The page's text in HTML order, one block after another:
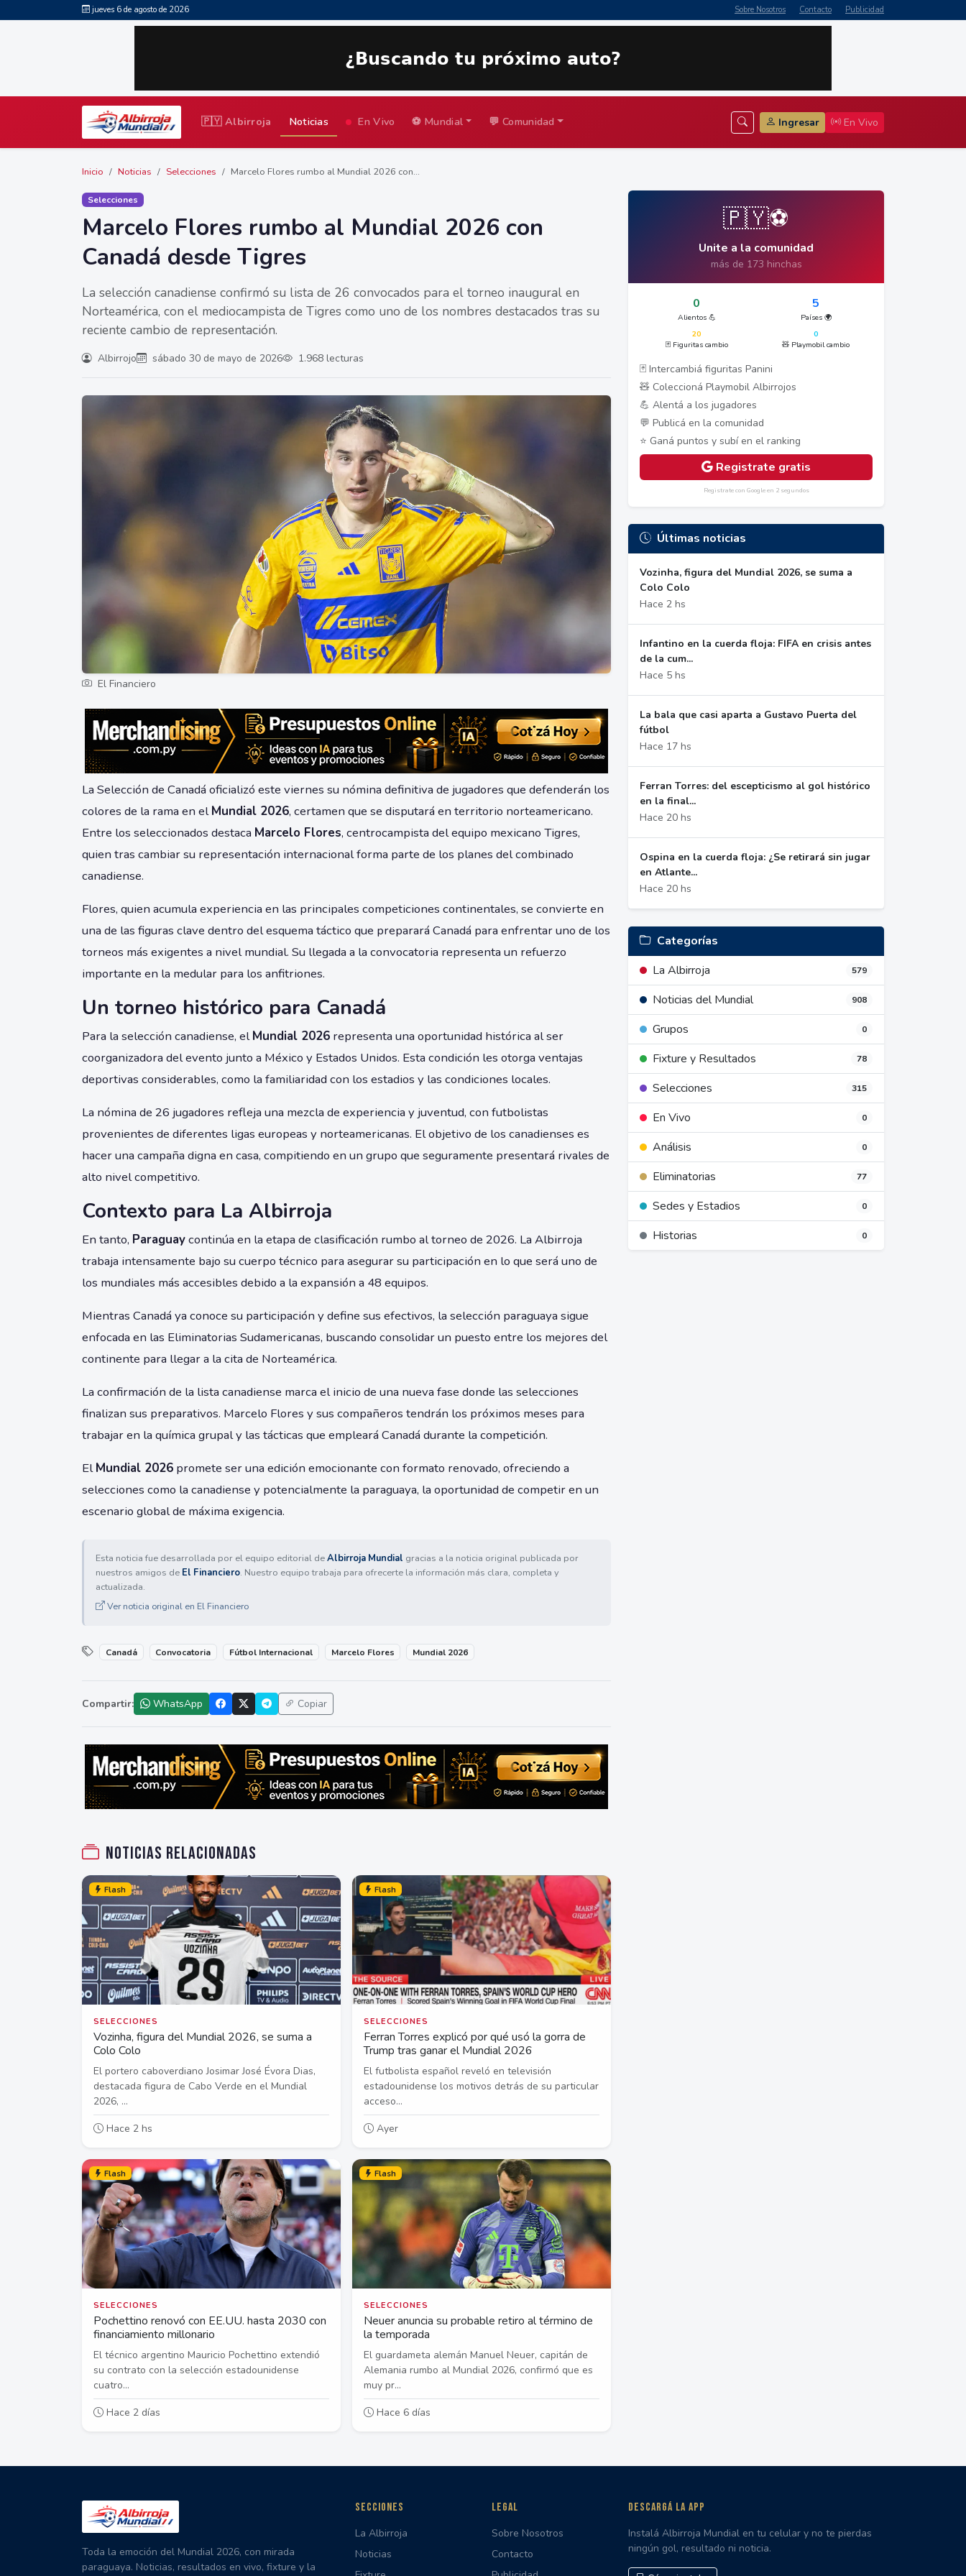
jueves 6 de agosto de 2026 Sobre Nosotros Contacto Publicidad
🇵🇾 Albirroja Noticias En Vivo ⚽ Mundial 💬 Comunidad Ingresar En Vivo
Inicio Noticias Selecciones Marcelo Flores rumbo al Mundial 2026 con...
Selecciones
Marcelo Flores rumbo al Mundial 2026 con
Canadá desde Tigres
La selección canadiense confirmó su lista de 26 convocados para el torneo inaugural en
Norteamérica, con el mediocampista de Tigres como uno de los nombres destacados tras su
reciente cambio de representación.
Albirrojo sábado 30 de mayo de 2026 1.968 lecturas
El Financiero
La Selección de Canadá oficializó este viernes su nómina definitiva de jugadores que defenderán los
colores de la rama en elMundial 2026, certamen que se disputará en territorio norteamericano.
Entre los seleccionados destaca Marcelo Flores, centrocampista del equipo mexicano Tigres,
quien tras cambiar su representación internacional forma parte de los planes del combinado
canadiense.
Flores, quien acumula experiencia en las principales competiciones continentales, se convierte en
una de las figuras clave dentro del esquema táctico que preparará Canadá para enfrentar uno de los
torneos más exigentes a nivel mundial. Su llegada a la convocatoria representa un refuerzo
importante en la medular para los anfitriones.
Un torneo histórico para Canadá
Para la selección canadiense, elMundial 2026 representa una oportunidad histórica al ser
coorganizadora del evento junto a México y Estados Unidos. Esta condición les otorga ventajas
deportivas considerables, como la familiaridad con los estadios y las condiciones locales.
La nómina de 26 jugadores refleja una mezcla de experiencia y juventud, con futbolistas
provenientes de diferentes ligas europeas y norteamericanas. El objetivo de los canadienses es
hacer una campaña digna en casa, compitiendo en un grupo que seguramente presentará rivales de
alto nivel competitivo.
Contexto para La Albirroja
En tanto, Paraguaycontinúa en la etapa de clasificación rumbo al torneo de 2026. La Albirroja
trabaja intensamente bajo su cuerpo técnico para asegurar su participación en lo que será uno de
los mundiales más accesibles debido a la expansión a 48 equipos.
Mientras Canadá ya conoce su participación y define sus efectivos, la selección paraguaya sigue
enfocada en las Eliminatorias Sudamericanas, buscando consolidar un puesto entre los mejores del
continente para llegar a la cita de Norteamérica.
La confirmación de la lista canadiense marca el inicio de una nueva fase donde las selecciones
finalizan sus preparativos. Marcelo Flores y sus compañeros tendrán los próximos meses para
trabajar en la química grupal y las tácticas que empleará Canadá durante la competición.
ElMundial 2026 promete ser una edición emocionante con formato renovado, ofreciendo a
selecciones como la canadiense y potencialmente la paraguaya, la oportunidad de competir en un
escenario global de máxima exigencia.
Esta noticia fue desarrollada por el equipo editorial deAlbirroja Mundial gracias a la noticia original publicada por
nuestros amigos de El Financiero. Nuestro equipo trabaja para ofrecerte la información más clara, completa y
actualizada.
Ver noticia original en El Financiero
Canadá Convocatoria Fútbol Internacional Marcelo Flores Mundial 2026
Compartir: WhatsApp Copiar
Noticias relacionadas
Flash
SELECCIONES
Vozinha, figura del Mundial 2026, se suma a
Colo Colo
El portero caboverdiano Josimar José Évora Dias,
destacada figura de Cabo Verde en el Mundial
2026, ...
Hace 2 hs
Flash
SELECCIONES
Ferran Torres explicó por qué usó la gorra de
Trump tras ganar el Mundial 2026
El futbolista español reveló en televisión
estadounidense los motivos detrás de su particular
acceso...
Ayer
Flash
SELECCIONES
Pochettino renovó con EE.UU. hasta 2030 con
financiamiento millonario
El técnico argentino Mauricio Pochettino extendió
su contrato con la selección estadounidense
cuatro...
Hace 2 días
Flash
SELECCIONES
Neuer anuncia su probable retiro al término de
la temporada
El guardameta alemán Manuel Neuer, capitán de
Alemania rumbo al Mundial 2026, confirmó que es
muy pr...
Hace 6 días
🇵🇾⚽
Unite a la comunidad
más de 173 hinchas
0
Alientos 💪
5
Países 🌍
20
🃏 Figuritas cambio
0
🧸 Playmobil cambio
🃏 Intercambiá figuritas Panini
🧸 Coleccioná Playmobil Albirrojos
💪 Alentá a los jugadores
💬 Publicá en la comunidad
⭐ Ganá puntos y subí en el ranking
Registrate gratis
Registrate con Google en 2 segundos
Últimas noticias
Vozinha, figura del Mundial 2026, se suma a
Colo Colo
Hace 2 hs
Infantino en la cuerda floja: FIFA en crisis antes
de la cum...
Hace 5 hs
La bala que casi aparta a Gustavo Puerta del
fútbol
Hace 17 hs
Ferran Torres: del escepticismo al gol histórico
en la final...
Hace 20 hs
Ospina en la cuerda floja: ¿Se retirará sin jugar
en Atlante...
Hace 20 hs
Categorías
La Albirroja
579
Noticias del Mundial 908
Grupos 0
Fixture y Resultados 78
Selecciones 315
En Vivo 0
Análisis 0
Eliminatorias 77
Sedes y Estadios 0
Historias 0
Toda la emoción del Mundial 2026, con mirada
paraguaya. Noticias, resultados en vivo, fixture y la
SECCIONES
La Albirroja
Noticias
LEGAL
Sobre Nosotros
Contacto
DESCARGÁ LA APP
Instalá Albirroja Mundial en tu celular y no te pierdas
ningún gol, resultado ni noticia.